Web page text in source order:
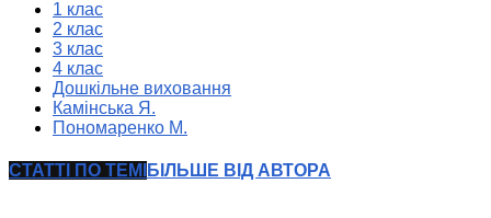
1 клас
2 клас
3 клас
4 клас
Дошкільне виховання
Камінська Я.
Пономаренко М.
СТАТТІ ПО ТЕМІ БІЛЬШЕ ВІД АВТОРА